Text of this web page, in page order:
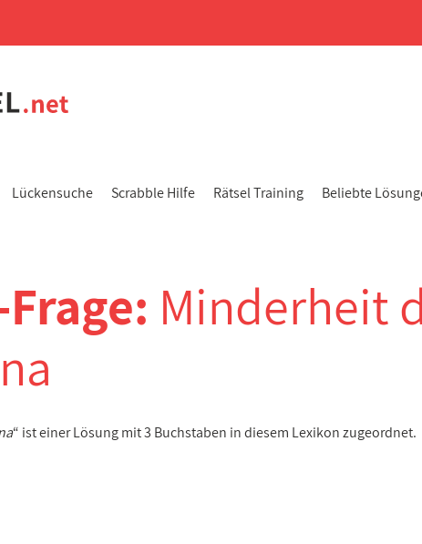
Lückensuche Scrabble Hilfe Rätsel Training Beliebte
Minderheit
“ ist einer Lösung mit 3 Buchstaben in diesem Lexikon zugeordnet.